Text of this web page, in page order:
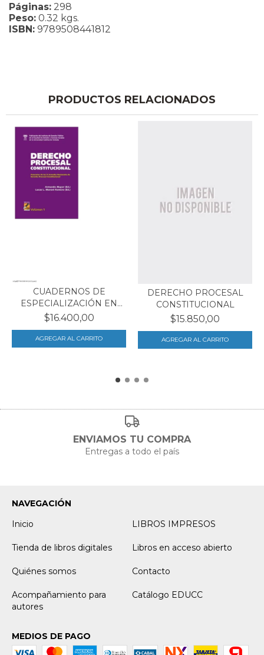
Páginas: 298
Peso: 0.32 kgs.
ISBN: 9789508441812
PRODUCTOS RELACIONADOS
CUADERNOS DE
ESPECIALIZACIÓN EN
DERECHO...
$16.400,00
DERECHO PROCESAL
CONSTITUCIONAL
$15.850,00
ENVIAMOS TU COMPRA
Entregas a todo el país
NAVEGACIÓN
Inicio
LIBROS IMPRESOS
Tienda de libros digitales Libros en acceso abierto
Quiénes somos Contacto
Acompañamiento para
autores
Catálogo EDUCC
MEDIOS DE PAGO